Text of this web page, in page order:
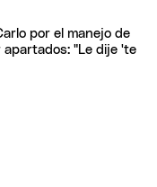
por el manejo de
apartados: "Le dije 'te